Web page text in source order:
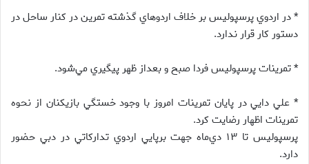
* در اردوي پرسپوليس بر خلاف اردوهاي گذشته تمرين در كنار ساحل در
دستور كار قرار ندارد.
* تمرينات پرسپوليس فردا صبح و بعداز ظهر پيگيري مي‌شود.
* علي دايي در پايان تمرينات امروز با وجود خستگي بازيكنان از نحوه
تمرينات اظهار رضايت كرد.
پرسپوليس تا ۱۳ دي‌ماه جهت برپايي اردوي تداركاتي در دبي حضور
دارد.